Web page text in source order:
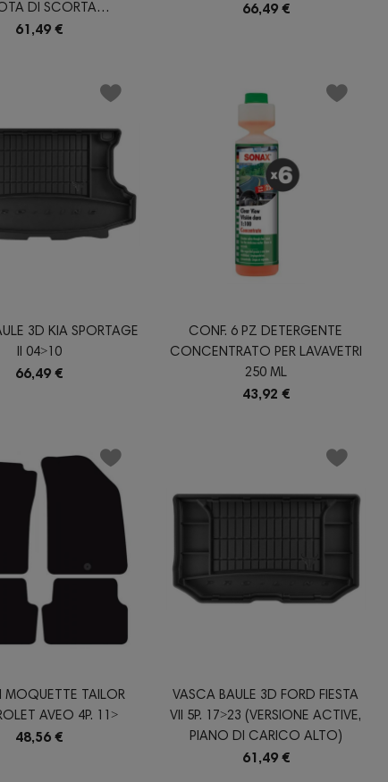
DI SCORTA
TEMPORANEA)
61,49 €
66,49 €
3D KIA SPORTAGE
II 04˃10
66,49 €
CONF. 6 PZ DETERGENTE
CONCENTRATO PER LAVAVETRI
250 ML
43,92 €
MOQUETTE TAILOR
AVEO 4P. 11˃
48,56 €
VASCA BAULE 3D FORD FIESTA
VII 5P. 17˃23 (VERSIONE ACTIVE,
PIANO DI CARICO ALTO)
61,49 €